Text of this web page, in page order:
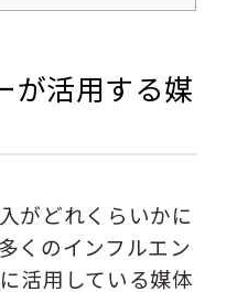
が活用する媒
がどれくらいかに
くのインフルエン
活用している媒体